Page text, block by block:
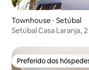
Townhouse ⋅ Setúbal
Setúbal Casa Laranja,
Preferido dos
Preferido dos